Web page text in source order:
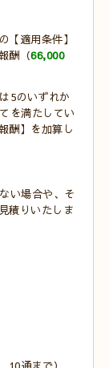
【適用条件】
酬（66,000
5のいずれか
を満たしてい
酬】を加算し
い場合や、そ
積りいたしま
通まで）